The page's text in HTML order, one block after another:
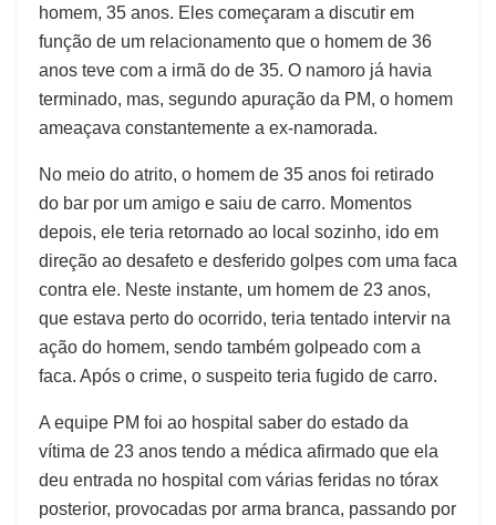
homem, 35 anos. Eles começaram a discutir em
função de um relacionamento que o homem de 36
anos teve com a irmã do de 35. O namoro já havia
terminado, mas, segundo apuração da PM, o homem
ameaçava constantemente a ex-namorada.
No meio do atrito, o homem de 35 anos foi retirado
do bar por um amigo e saiu de carro. Momentos
depois, ele teria retornado ao local sozinho, ido em
direção ao desafeto e desferido golpes com uma faca
contra ele. Neste instante, um homem de 23 anos,
que estava perto do ocorrido, teria tentado intervir na
ação do homem, sendo também golpeado com a
faca. Após o crime, o suspeito teria fugido de carro.
A equipe PM foi ao hospital saber do estado da
vítima de 23 anos tendo a médica afirmado que ela
deu entrada no hospital com várias feridas no tórax
posterior, provocadas por arma branca, passando por